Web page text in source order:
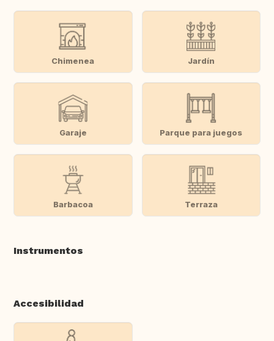
Chimenea Jardín
Garaje Parque para juegos
Barbacoa Terraza
Instrumentos
Accesibilidad